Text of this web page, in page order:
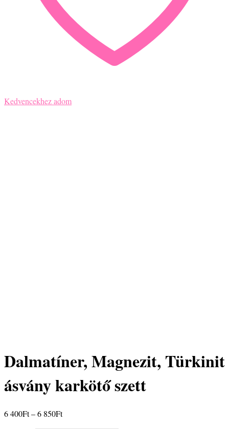
Kedvencekhez adom
Dalmatíner, Magnezit, Türkinit
ásvány karkötő szett
6 400Ft–6 850FtÁrtartomány: